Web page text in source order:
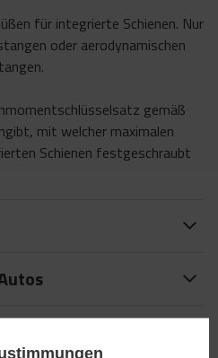
für integrierte Schienen. Nur
oder aerodynamischen
gemäß
mit welcher maximalen
Schienen festgeschraubt